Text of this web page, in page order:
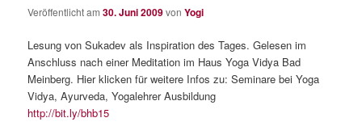
Veröffentlicht am30. Juni 2009vonYogi
Lesung von Sukadev als Inspiration des Tages. Gelesen im
Anschluss nach einer Meditation im Haus Yoga Vidya Bad
Meinberg. Hier klicken für weitere Infos zu: Seminare bei Yoga
Vidya, Ayurveda, Yogalehrer Ausbildung
http://bit.ly/bhb15